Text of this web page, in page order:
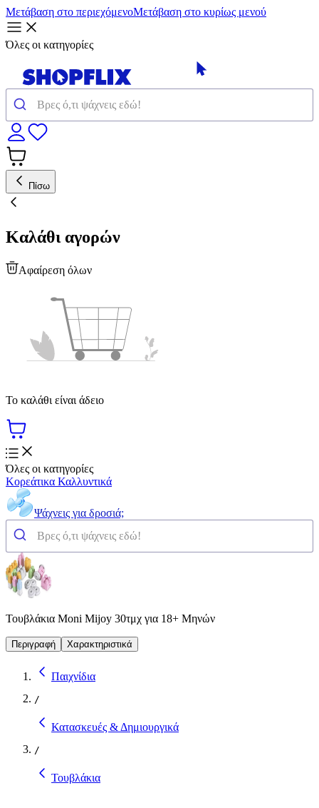
Μετάβαση στο περιεχόμενοΜετάβαση στο κυρίως μενού
Όλες οι κατηγορίες
Πίσω
Καλάθι αγορών
Αφαίρεση όλων
Το καλάθι είναι άδειο
Όλες οι κατηγορίες
Κορεάτικα Καλλυντικά
Ψάχνεις για δροσιά;
Τουβλάκια Moni Mijoy 30τμχ για 18+ Μηνών
Περιγραφή Χαρακτηριστικά
Παιχνίδια
/
Κατασκευές & Δημιουργικά
/
Τουβλάκια